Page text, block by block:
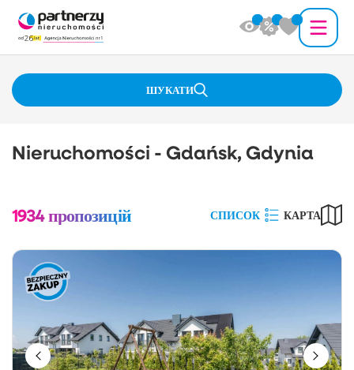
ШУКАТИ
Nieruchomości - Gdańsk, Gdynia
1934пропозицій СПИСОК КАРТА